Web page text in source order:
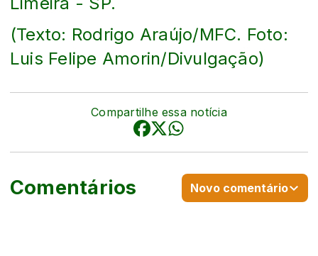
(Texto: Rodrigo Araújo/MFC. Foto:
Luis Felipe Amorin/Divulgação)
Compartilhe essa notícia
Comentários Novo comentário